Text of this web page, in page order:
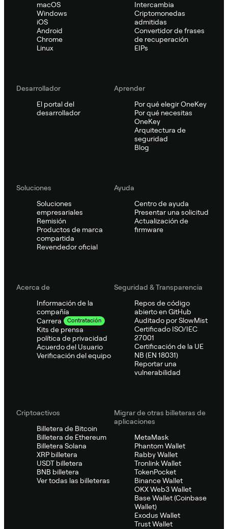
macOS
Windows
iOS
Android
Chrome
Linux
Intercambia
Criptomonedas
admitidas
Convertidor de frases
de recuperación
EIPs
Desarrollador
El portal del
desarrollador
Aprender
Por qué elegir OneKey
Por qué necesitas
OneKey
Arquitectura de
seguridad
Blog
Soluciones
Soluciones
empresariales
Remisión
Productos de marca
compartida
Revendedor oficial
Ayuda
Centro de ayuda
Presentar una solicitud
Actualización de
firmware
Acerca de
Información de la
compañía
Carrera
Contratación
Kits de prensa
política de privacidad
Acuerdo del Usuario
Verificación del equipo
Seguridad & Transparencia
Repos de código
abierto en GitHub
Auditado por SlowMist
Certificado ISO/IEC
27001
Certificación de la UE
NB (EN 18031)
Reportar una
vulnerabilidad
Criptoactivos
Billetera de Bitcoin
Billetera de Ethereum
Billetera Solana
XRP billetera
USDT billetera
BNB billetera
Ver todas las billeteras
Migrar de otras billeteras de
aplicaciones
MetaMask
Phantom Wallet
Rabby Wallet
Tronlink Wallet
TokenPocket
Binance Wallet
OKX Web3 Wallet
Base Wallet (Coinbase
Wallet)
Exodus Wallet
Trust Wallet